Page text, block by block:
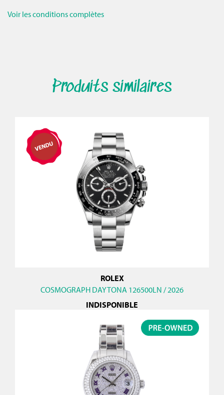
Voir les conditions complètes
Produits similaires
ROLEX
COSMOGRAPH DAYTONA 126500LN / 2026
INDISPONIBLE